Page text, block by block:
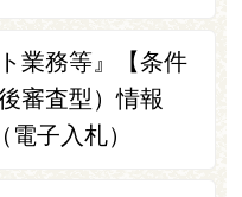
業務等』【条件
審査型）情報
子入札）